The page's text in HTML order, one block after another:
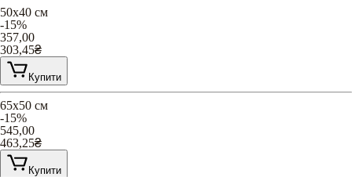
50х40 см
-15%
357,00
303,45₴
Купити
65х50 см
-15%
545,00
463,25₴
Купити